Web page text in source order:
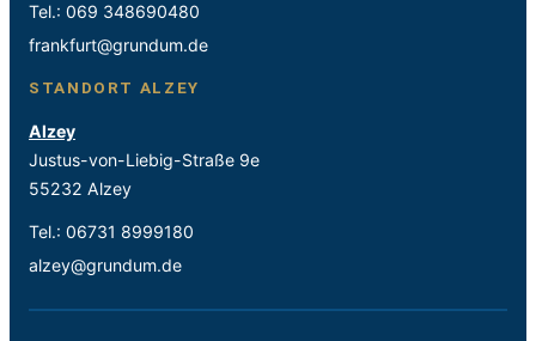
Tel.: 069 348690480
frankfurt@grundum.de
STANDORT ALZEY
Alzey
Justus-von-Liebig-Straße 9e
55232 Alzey
Tel.: 06731 8999180
alzey@grundum.de